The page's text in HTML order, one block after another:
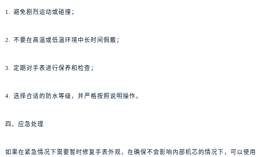
1. 避免剧烈运动或碰撞；
2. 不要在高温或低温环境中长时间佩戴；
3. 定期对手表进行保养和检查；
4. 选择合适的防水等级，并严格按照说明操作。
四、应急处理
如果在紧急情况下需要暂时修复手表外观，在确保不会影响内部机芯的情况下，可以使用